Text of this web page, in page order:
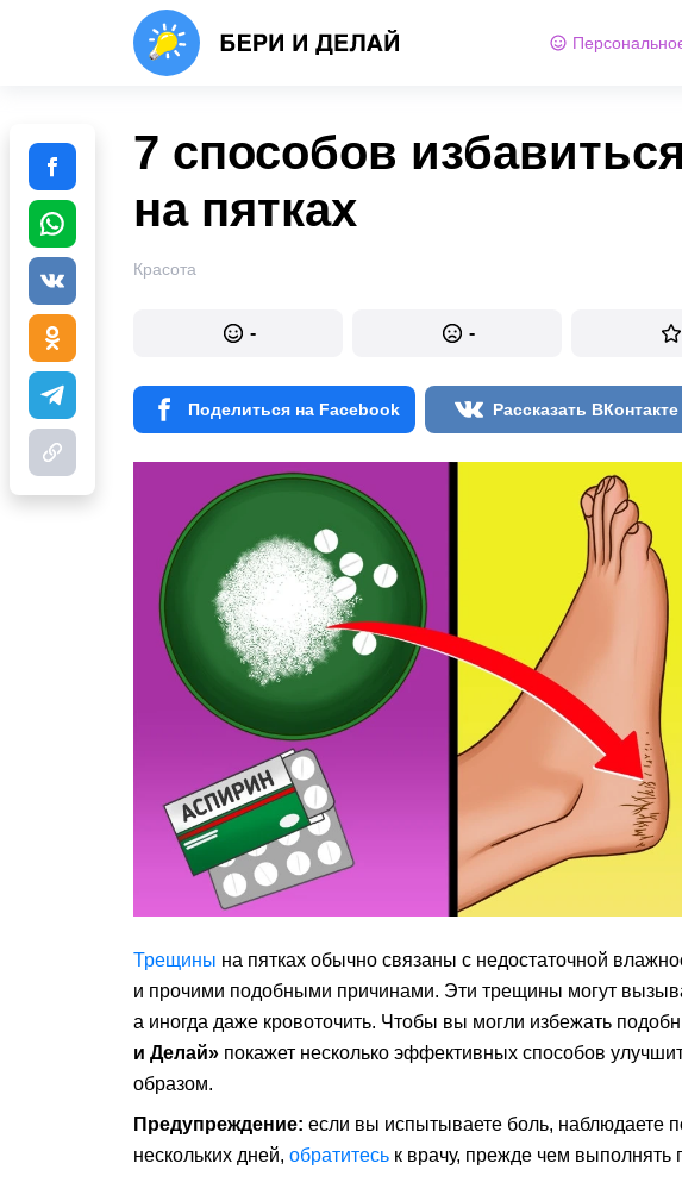
7 способов
на пятках
Красота
- -
Поделиться на Facebook Рассказать ВКонтакте
Трещины на пятках обычно связаны с недостаточной
и прочими подобными причинами. Эти трещины могут
а иногда даже кровоточить. Чтобы вы могли избежать
и Делай» покажет несколько эффективных способов
образом.
Предупреждение: если вы испытываете боль, наблюдаете
нескольких дней, обратитесь к врачу, прежде чем